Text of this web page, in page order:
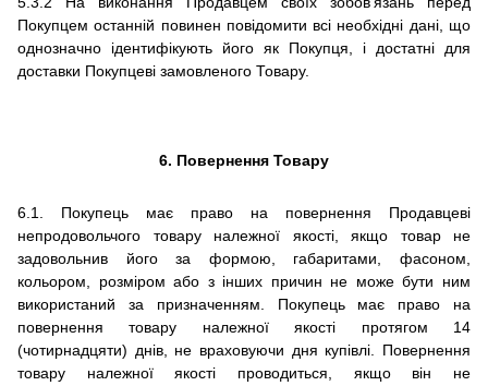
Покупцем останній повинен повідомити всі необхідні дані, що
однозначно ідентифікують його як Покупця, і достатні для
доставки Покупцеві замовленого Товару.
6. Повернення Товару
6.1. Покупець має право на повернення Продавцеві
непродовольчого товару належної якості, якщо товар не
задовольнив його за формою, габаритами, фасоном,
кольором, розміром або з інших причин не може бути ним
використаний за призначенням. Покупець має право на
повернення товару належної якості протягом 14
(чотирнадцяти) днів, не враховуючи дня купівлі. Повернення
товару належної якості проводиться, якщо він не